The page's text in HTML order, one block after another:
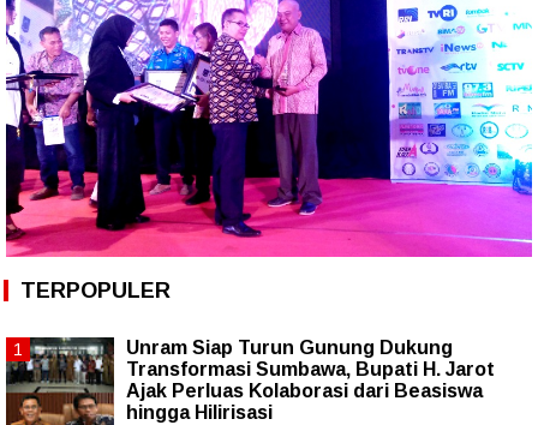
TERPOPULER
Unram Siap Turun Gunung Dukung
Transformasi Sumbawa, Bupati H. Jarot
Ajak Perluas Kolaborasi dari Beasiswa
hingga Hilirisasi